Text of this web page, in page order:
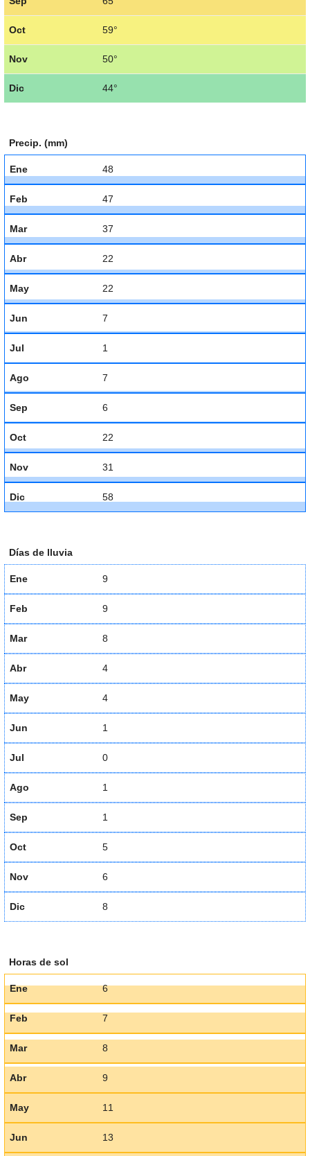
Oct 59°
Nov 50°
Dic 44°
Precip. (mm)
Ene 48
Feb 47
Mar 37
Abr 22
May 22
Jun 7
Jul 1
Ago 7
Sep 6
Oct 22
Nov 31
Dic 58
Días de lluvia
Ene 9
Feb 9
Mar 8
Abr 4
May 4
Jun 1
Jul 0
Ago 1
Sep 1
Oct 5
Nov 6
Dic 8
Horas de sol
Ene 6
Feb 7
Mar 8
Abr 9
May 11
Jun 13